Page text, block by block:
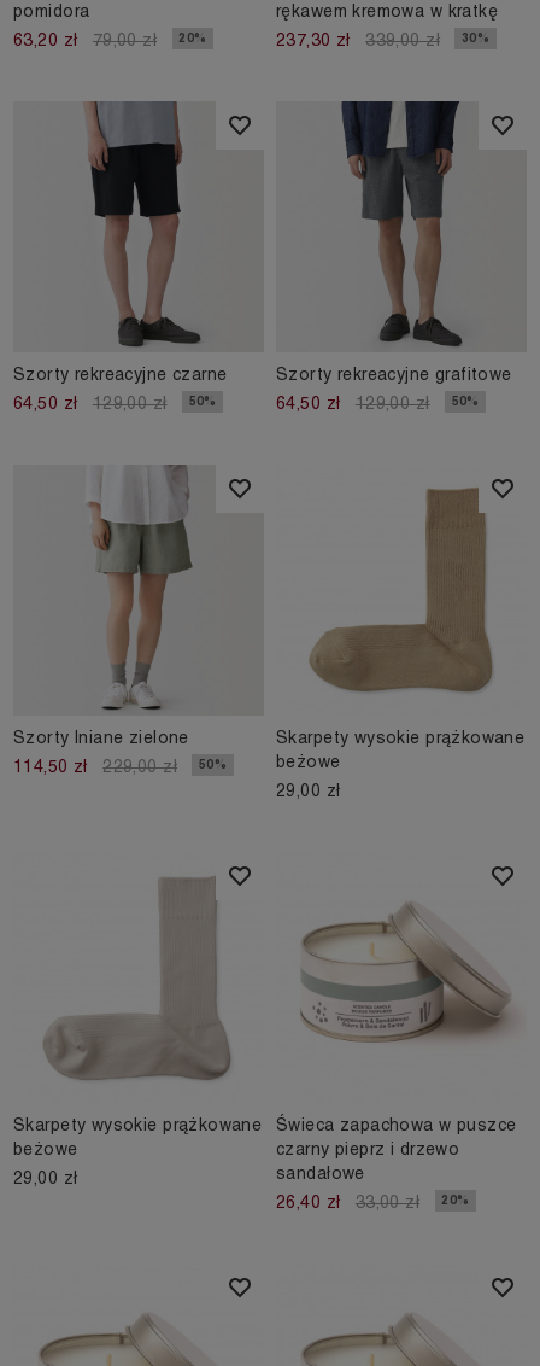
pomidora
63,20 zł
79,00 zł 20%
rękawem kremowa w kratkę
237,30 zł
339,00 zł 30%
Szorty rekreacyjne czarne
64,50 zł
129,00 zł 50%
Szorty rekreacyjne grafitowe
64,50 zł
129,00 zł 50%
Szorty lniane zielone
114,50 zł
229,00 zł 50%
Skarpety wysokie prążkowane
beżowe
29,00 zł
Skarpety wysokie prążkowane
beżowe
29,00 zł
Świeca zapachowa w puszce
czarny pieprz i drzewo
sandałowe
26,40 zł
33,00 zł 20%